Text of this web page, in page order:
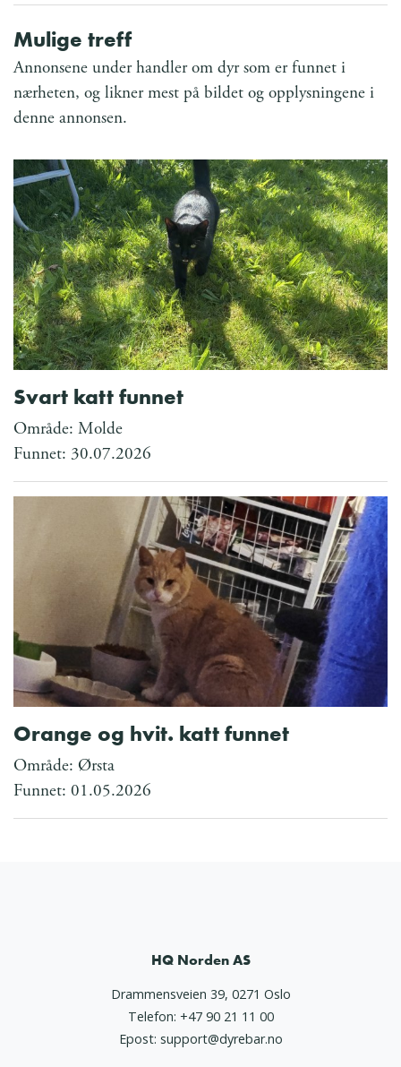
Mulige treff
Annonsene under handler om dyr som er funnet i
nærheten, og likner mest på bildet og opplysningene i
denne annonsen.
Svart katt funnet
Område: Molde
Funnet: 30.07.2026
Orange og hvit. katt funnet
Område: Ørsta
Funnet: 01.05.2026
HQ Norden AS
Drammensveien 39, 0271 Oslo
Telefon: +47 90 21 11 00
Epost: support@dyrebar.no